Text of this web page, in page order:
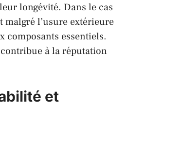
longévité. Dans le cas
malgré l’usure extérieure
composants essentiels.
à la réputation
et